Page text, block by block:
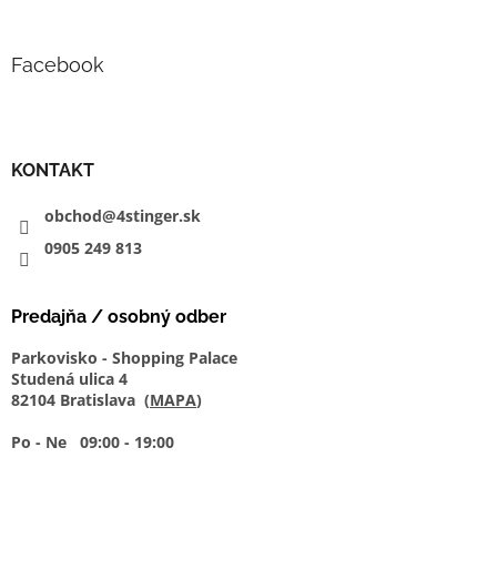
Facebook
KONTAKT
obchod@4stinger.sk
0905 249 813
Predajňa / osobný odber
Parkovisko - Shopping Palace
Studená ulica 4
82104 Bratislava (MAPA)
Po - Ne 09:00 - 19:00